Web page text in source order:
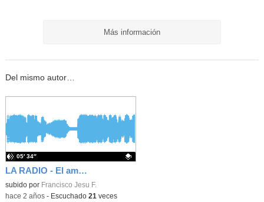
Más información
Del mismo autor…
LA RADIO - El amor en el día de San Valentín (parte 5)
Contenido educativo.
subido por Francisco Jesu F.
05′ 34″
-hace 2 años- Escuchado 21veces